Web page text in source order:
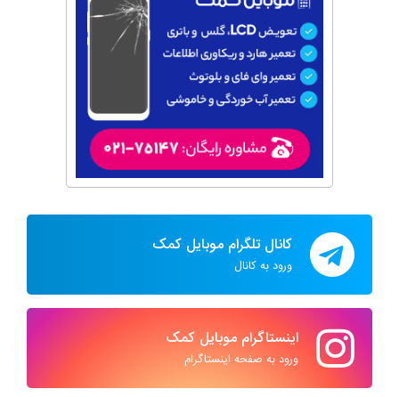
کانال تلگرام موبایل کمک
ورود به کانال
اینستاگرام موبایل کمک
ورود به صفحه اینستاگرام